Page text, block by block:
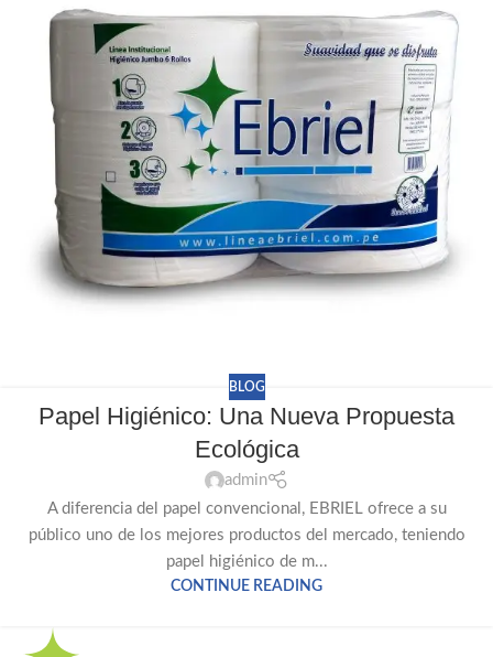
BLOG
Papel Higiénico: Una Nueva Propuesta
Ecológica
admin
A diferencia del papel convencional, EBRIEL ofrece a su
público uno de los mejores productos del mercado, teniendo
papel higiénico de m...
CONTINUE READING